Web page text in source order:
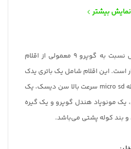
کلیپسی مناسب لباس و بند
نمایش بیشتر
دوربین گوپرو 9 باندل نسبت به گوپرو 9 معمولی از اقلام
است. این اقلام شامل یک باتری یدک
اضافه، یک کارت حافظه micro sd سرعت بالا سن دیسک، یک
مونوپاد هندل گوپرو و یک گیره
بند کوله پشتی می‌باشد.